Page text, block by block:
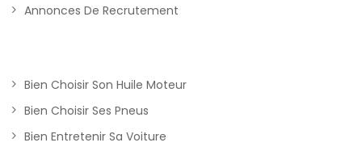
Annonces De Recrutement
Bien Choisir Son Huile Moteur
Bien Choisir Ses Pneus
Bien Entretenir Sa Voiture